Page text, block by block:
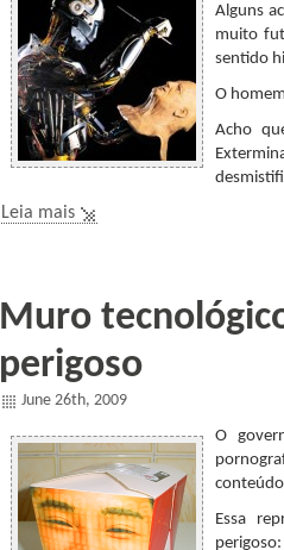
Alguns
muito
sentido
O
Acho
Leia mais
Muro
perigoso
June 26th, 2009
O
Essa